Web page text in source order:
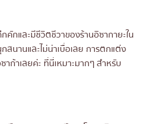
กและมีชีวิตชีวาของร้านอิซากายะใน
นานและไม่น่าเบื่อเลย การตกแต่ง
ก้าเลยค่ะ ที่นี่เหมาะมากๆ สำหรับ